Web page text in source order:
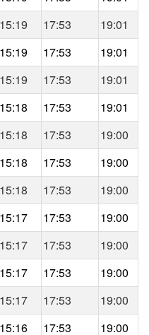
15:19 17:53
19:01
15:19 17:53
19:01
15:19 17:53
19:01
15:18 17:53
19:01
15:18 17:53
19:00
15:18 17:53
19:00
15:18 17:53
19:00
15:17 17:53
19:00
15:17 17:53
19:00
15:17 17:53
19:00
15:17 17:53
19:00
15:16 17:53 19:00